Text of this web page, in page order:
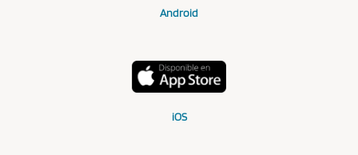
Android
iOS